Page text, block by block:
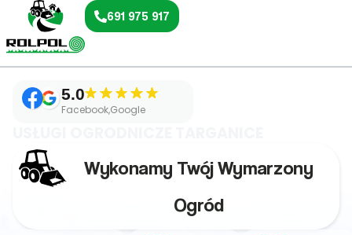
691 975 917
5.0
Facebook,Google
Wykonamy Twój Wymarzony
Ogród